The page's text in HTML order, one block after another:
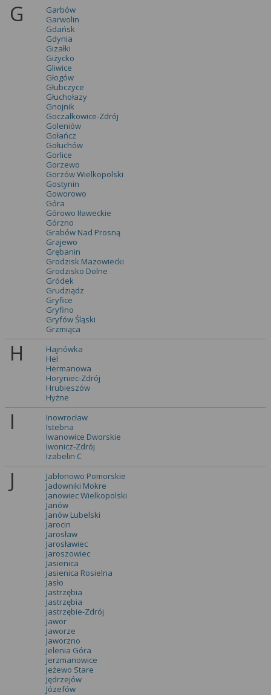
G
Garbów
Garwolin
Gdańsk
Gdynia
Gizałki
Giżycko
Gliwice
Głogów
Głubczyce
Głuchołazy
Gnojnik
Goczałkowice-Zdrój
Goleniów
Gołańcz
Gołuchów
Gorlice
Gorzewo
Gorzów Wielkopolski
Gostynin
Goworowo
Góra
Górowo Iławeckie
Górzno
Grabów Nad Prosną
Grajewo
Grębanin
Grodzisk Mazowiecki
Grodzisko Dolne
Gródek
Grudziądz
Gryfice
Gryfino
Gryfów Śląski
Grzmiąca
H
Hajnówka
Hel
Hermanowa
Horyniec-Zdrój
Hrubieszów
Hyżne
I
Inowrocław
Istebna
Iwanowice Dworskie
Iwonicz-Zdrój
Izabelin C
J
Jabłonowo Pomorskie
Jadowniki Mokre
Janowiec Wielkopolski
Janów
Janów Lubelski
Jarocin
Jarosław
Jarosławiec
Jaroszowiec
Jasienica
Jasienica Rosielna
Jasło
Jastrzębia
Jastrzębia
Jastrzębie-Zdrój
Jawor
Jaworze
Jaworzno
Jelenia Góra
Jerzmanowice
Jeżewo Stare
Jędrzejów
Józefów